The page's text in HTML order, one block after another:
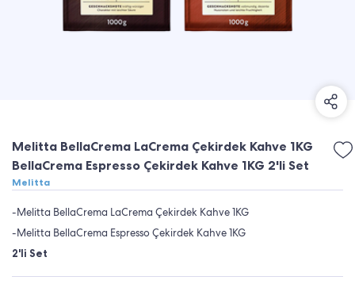
Melitta BellaCrema LaCrema Çekirdek Kahve 1KG
BellaCrema Espresso Çekirdek Kahve 1KG 2'li Set
Melitta
-Melitta BellaCrema LaCrema Çekirdek Kahve 1KG
-Melitta BellaCrema Espresso Çekirdek Kahve 1KG
2'li Set